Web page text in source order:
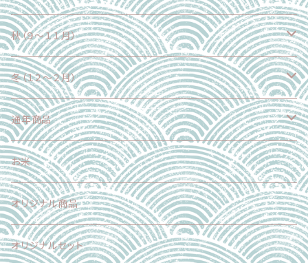
果物
魚介類
加工食品
野菜
果物
魚介類
加工食品
秋（９～１１月）
野菜
果物
魚介類
加工食品
スイーツ
冬（１２～２月）
野菜
果物
魚介類
加工食品
通年商品
野菜
果物
魚介類
お米
オリジナル商品
オリジナルセット